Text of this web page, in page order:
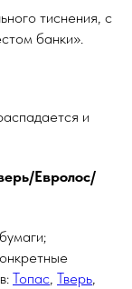
тиснения, с
банки».
и
Евролос/
Топас, Тверь,